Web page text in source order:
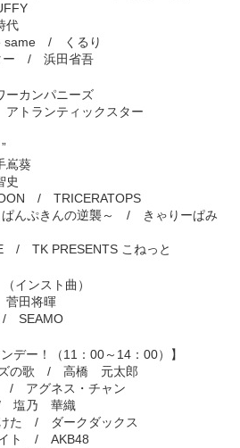
代
same / くるり
ー / 浜田省吾
カンパニーズ
ランティックスター
葵
/ TRICERATOPS
んぷきんの逆襲～ / きゃりーぱみ
/ TK PRESENTS こねっと
インスト曲）
田将暉
SEAMO
デー！（11：00～14：00）】
の歌 / 高橋 元太郎
アグネス・チャン
塩乃 華織
た / ダークダックス
ト / AKB48